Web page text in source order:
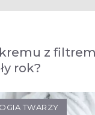
z
rok?
TWARZY